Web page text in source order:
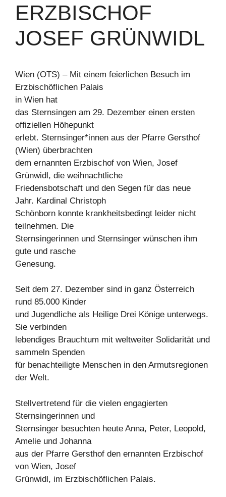
ERZBISCHOF
JOSEF GRÜNWIDL
Wien (OTS) – Mit einem feierlichen Besuch im
Erzbischöflichen Palais
in Wien hat
das Sternsingen am 29. Dezember einen ersten
offiziellen Höhepunkt
erlebt. Sternsinger*innen aus der Pfarre Gersthof
(Wien) überbrachten
dem ernannten Erzbischof von Wien, Josef
Grünwidl, die weihnachtliche
Friedensbotschaft und den Segen für das neue
Jahr. Kardinal Christoph
Schönborn konnte krankheitsbedingt leider nicht
teilnehmen. Die
Sternsingerinnen und Sternsinger wünschen ihm
gute und rasche
Genesung.
Seit dem 27. Dezember sind in ganz Österreich
rund 85.000 Kinder
und Jugendliche als Heilige Drei Könige unterwegs.
Sie verbinden
lebendiges Brauchtum mit weltweiter Solidarität und
sammeln Spenden
für benachteiligte Menschen in den Armutsregionen
der Welt.
Stellvertretend für die vielen engagierten
Sternsingerinnen und
Sternsinger besuchten heute Anna, Peter, Leopold,
Amelie und Johanna
aus der Pfarre Gersthof den ernannten Erzbischof
von Wien, Josef
Grünwidl, im Erzbischöflichen Palais.